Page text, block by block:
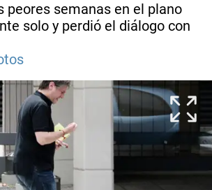
peores semanas en el plano
solo y perdió el diálogo con